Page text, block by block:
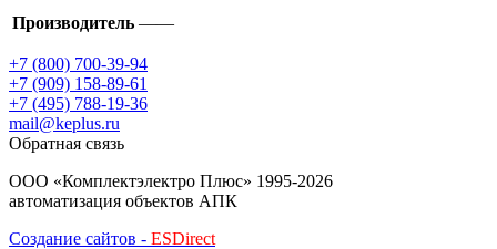
Производитель ——
+7 (800) 700-39-94
+7 (909) 158-89-61
+7 (495) 788-19-36
mail@keplus.ru
Обратная связь
ООО «Комплектэлектро Плюс» 1995-2026
автоматизация объектов АПК
Создание сайтов - ESDirect